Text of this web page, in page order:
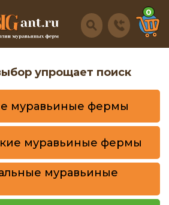
0
упрощает поиск
муравьиные фермы
муравьиные фермы
муравьиные